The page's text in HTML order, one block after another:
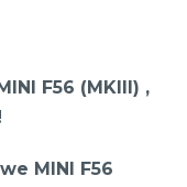
F56 (MKIII) ,
MINI F56